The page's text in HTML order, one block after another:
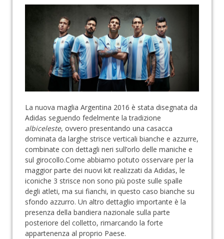
La nuova maglia Argentina 2016 è stata disegnata da
Adidas seguendo fedelmente la tradizione
albiceleste, ovvero presentando una casacca
dominata da larghe strisce verticali bianche e azzurre,
combinate con dettagli neri sull’orlo delle maniche e
sul girocollo.Come abbiamo potuto osservare per la
maggior parte dei nuovi kit realizzati da Adidas, le
iconiche 3 strisce non sono più poste sulle spalle
degli atleti, ma sui fianchi, in questo caso bianche su
sfondo azzurro. Un altro dettaglio importante è la
presenza della bandiera nazionale sulla parte
posteriore del colletto, rimarcando la forte
appartenenza al proprio Paese.